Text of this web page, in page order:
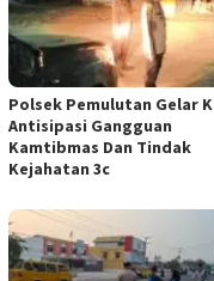
Polsek Pemulutan Gelar
Antisipasi Gangguan
Kamtibmas Dan Tindak
Kejahatan 3c